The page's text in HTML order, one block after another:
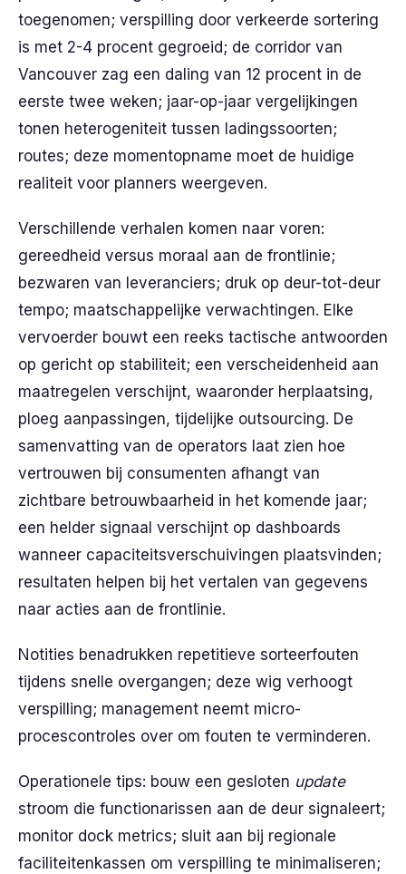
toegenomen; verspilling door verkeerde sortering
is met 2-4 procent gegroeid; de corridor van
Vancouver zag een daling van 12 procent in de
eerste twee weken; jaar-op-jaar vergelijkingen
tonen heterogeniteit tussen ladingssoorten;
routes; deze momentopname moet de huidige
realiteit voor planners weergeven.
Verschillende verhalen komen naar voren:
gereedheid versus moraal aan de frontlinie;
bezwaren van leveranciers; druk op deur-tot-deur
tempo; maatschappelijke verwachtingen. Elke
vervoerder bouwt een reeks tactische antwoorden
op gericht op stabiliteit; een verscheidenheid aan
maatregelen verschijnt, waaronder herplaatsing,
ploeg aanpassingen, tijdelijke outsourcing. De
samenvatting van de operators laat zien hoe
vertrouwen bij consumenten afhangt van
zichtbare betrouwbaarheid in het komende jaar;
een helder signaal verschijnt op dashboards
wanneer capaciteitsverschuivingen plaatsvinden;
resultaten helpen bij het vertalen van gegevens
naar acties aan de frontlinie.
Notities benadrukken repetitieve sorteerfouten
tijdens snelle overgangen; deze wig verhoogt
verspilling; management neemt micro-
procescontroles over om fouten te verminderen.
Operationele tips: bouw een gesloten update
stroom die functionarissen aan de deur signaleert;
monitor dock metrics; sluit aan bij regionale
faciliteitenkassen om verspilling te minimaliseren;